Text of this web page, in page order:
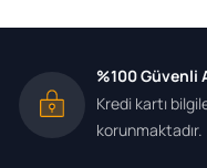
%100 Güvenli
Kredi kartı
korunmaktadır.